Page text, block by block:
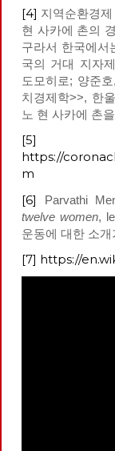
[4] 지역순환경
현 사카에 촌의
구라서 한국에서
국의 거대 지자
도모히로; 양준
치경제학>>, 한
노 현 사카에 촌
[5]
https://
m
[6]
Parvathi
twelve women,
운동에 대한 소
[7] https://